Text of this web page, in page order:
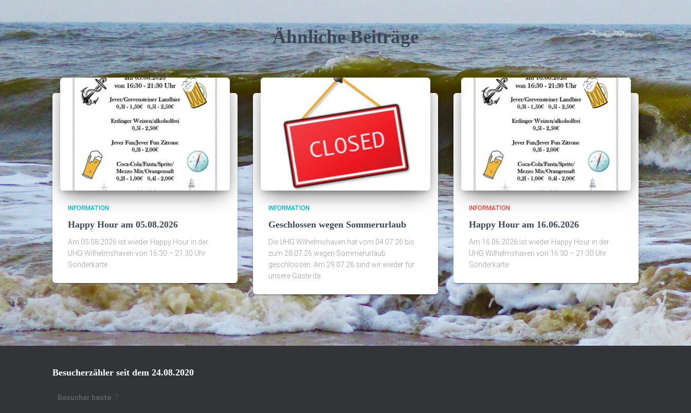
Ähnliche Beiträge
INFORMATION
Happy Hour am 05.08.2026
Am 05.08.2026 ist wieder Happy Hour in der
UHG Wilhelmshaven von 16:30 – 21:30 Uhr
Sonderkarte
INFORMATION
Geschlossen wegen Sommerurlaub
Die UHG Wilhelmshaven hat vom 04.07.26 bis
zum 28.07.26 wegen Sommerurlaub
geschlossen. Am 29.07.26 sind wir wieder für
unsere Gäste da.
INFORMATION
Happy Hour am 16.06.2026
Am 16.06.2026 ist wieder Happy Hour in der
UHG Wilhelmshaven von 16:30 – 21:30 Uhr
Sonderkarte
Besucherzähler seit dem 24.08.2020
Besucher heute: 7